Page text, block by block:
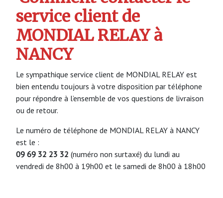
service client de
MONDIAL RELAY à
NANCY
Le sympathique service client de MONDIAL RELAY est
bien entendu toujours à votre disposition par téléphone
pour répondre à l’ensemble de vos questions de livraison
ou de retour.
Le numéro de téléphone de MONDIAL RELAY à NANCY
est le :
09 69 32 23 32 (numéro non surtaxé) du lundi au
vendredi de 8h00 à 19h00 et le samedi de 8h00 à 18h00